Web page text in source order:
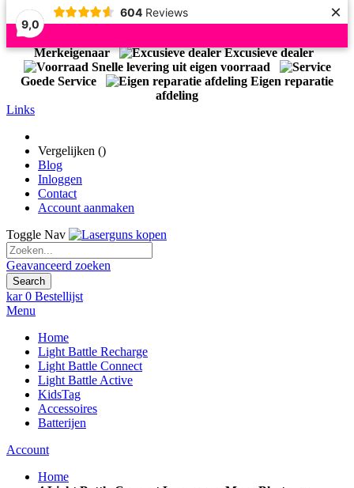
9,0
604 Reviews ×
Merkeigenaar
Excusieve dealer
Snelle levering uit eigen voorraad
Goede Service
Eigen reparatie
afdeling
Links
Vergelijken ()
Blog
Inloggen
Contact
Account aanmaken
Toggle Nav
Geavanceerd zoeken
Search
kar 0 Bestellijst
Menu
Home
Light Battle Recharge
Light Battle Connect
Light Battle Active
KidsTag
Accessoires
Batterijen
Account
Home